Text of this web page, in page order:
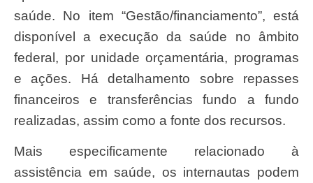
saúde. No item “Gestão/financiamento”, está
disponível a execução da saúde no âmbito
federal, por unidade orçamentária, programas
e ações. Há detalhamento sobre repasses
financeiros e transferências fundo a fundo
realizadas, assim como a fonte dos recursos.
Mais especificamente relacionado à
assistência em saúde, os internautas podem